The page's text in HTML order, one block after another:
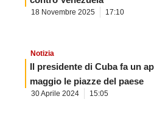
18 Novembre 2025 17:10
Notizia
Il presidente di Cuba fa un
maggio le piazze del paese
30 Aprile 2024 15:05